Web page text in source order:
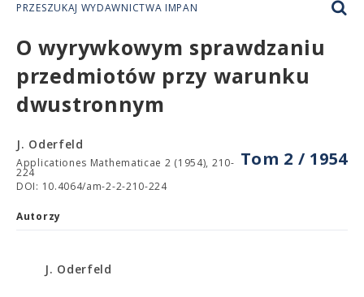
PRZESZUKAJ WYDAWNICTWA IMPAN
O wyrywkowym sprawdzaniu
przedmiotów przy warunku
dwustronnym
Tom 2 / 1954
J. Oderfeld
Applicationes Mathematicae 2 (1954), 210-
224
DOI: 10.4064/am-2-2-210-224
Autorzy
J. Oderfeld